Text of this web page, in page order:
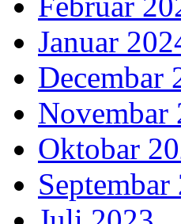
Januar
Decembar
Novembar
Oktobar
Septembar